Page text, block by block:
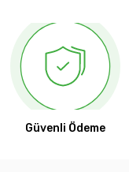
Güvenli Ödeme